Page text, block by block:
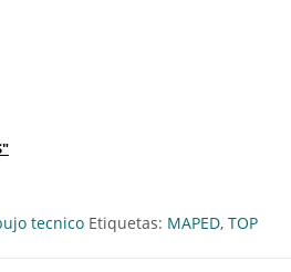
(196100) Ref:630025 cantidad
tecnico Etiquetas: MAPED, TOP